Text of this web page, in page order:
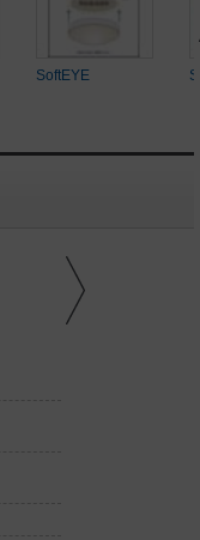
SoftEYE